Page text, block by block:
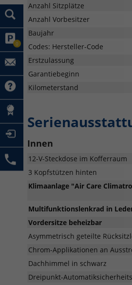
0
Anzahl Sitzplätze
Anzahl Vorbesitzer
Baujahr
Codes: Hersteller-Code
Erstzulassung
Garantiebeginn
Kilometerstand
Innen
12-V-Steckdose im Kofferraum
3 Kopfstützen hinten
Klimaanlage "Air Care
Multifunktionslenkrad in
Vordersitze beheizbar
Asymmetrisch geteilte
Chrom-Applikationen an
Dachhimmel in schwarz
Dreipunkt-